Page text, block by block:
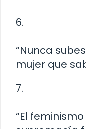
6.
“Nunca
mujer que
7.
“El